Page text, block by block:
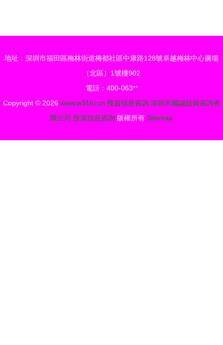
分析
新高度？
地址：深圳市福田區梅林街道梅都社區中康路128號卓越梅林中心廣場
（北區）1號樓902
電話：400-063**
Copyright © 2026 www.w31tu.cn 投資信息咨詢 深圳市國誠投資咨詢有
限公司 投資信息咨詢 版權所有 Sitemap